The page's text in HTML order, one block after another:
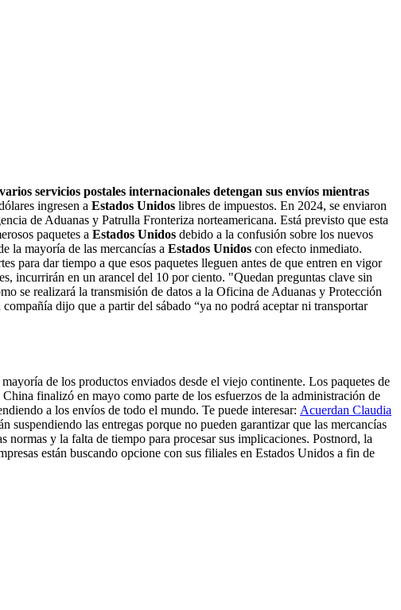
servicios postales internacionales detengan sus envíos mientras
ingresen a Estados Unidos libres de impuestos. En 2024, se enviaron
de Aduanas y Patrulla Fronteriza norteamericana. Está previsto que esta
paquetes a Estados Unidos debido a la confusión sobre los nuevos
la mayoría de las mercancías a Estados Unidos con efecto inmediato.
para dar tiempo a que esos paquetes lleguen antes de que entren en vigor
incurrirán en un arancel del 10 por ciento. "Quedan preguntas clave sin
se realizará la transmisión de datos a la Oficina de Aduanas y Protección
dijo que a partir del sábado “ya no podrá aceptar ni transportar
de los productos enviados desde el viejo continente. Los paquetes de
finalizó en mayo como parte de los esfuerzos de la administración de
a los envíos de todo el mundo. Te puede interesar: Acuerdan Claudia
suspendiendo las entregas porque no pueden garantizar que las mercancías
normas y la falta de tiempo para procesar sus implicaciones. Postnord, la
están buscando opcione con sus filiales en Estados Unidos a fin de